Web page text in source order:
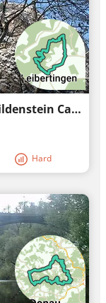
Exploring a place with history: Wildenstein Castle
Hard